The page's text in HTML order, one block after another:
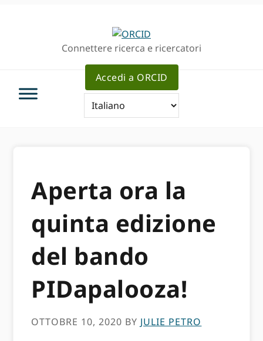
Connettere ricerca e ricercatori
Accedi a ORCID
Aperta ora la
quinta edizione
del bando
PIDapalooza!
OTTOBRE 10, 2020 BY JULIE PETRO